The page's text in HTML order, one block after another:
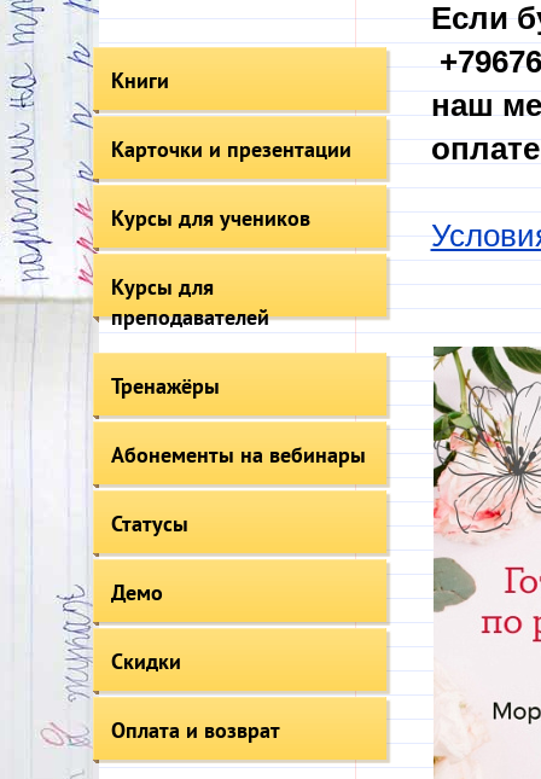
Книги
Карточки и презентации
Курсы для учеников
Курсы для
преподавателей
Тренажёры
Абонементы на вебинары
Статусы
Демо
Скидки
Оплата и возврат
Если
наш